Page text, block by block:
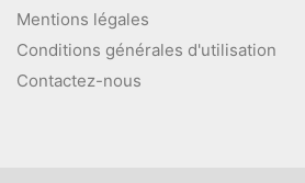
Mentions légales
Conditions générales d'utilisation
Contactez-nous